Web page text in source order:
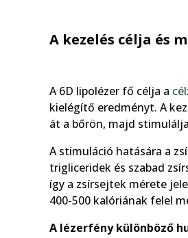
A kezelés célja és
A 6D lipolézer fő célja a
kielégítő eredményt. A
át a bőrön, majd
A stimuláció hatására a
trigliceridek és szabad
így a zsírsejtek mérete
400-500 kalóriának felel
A lézerfény különböző